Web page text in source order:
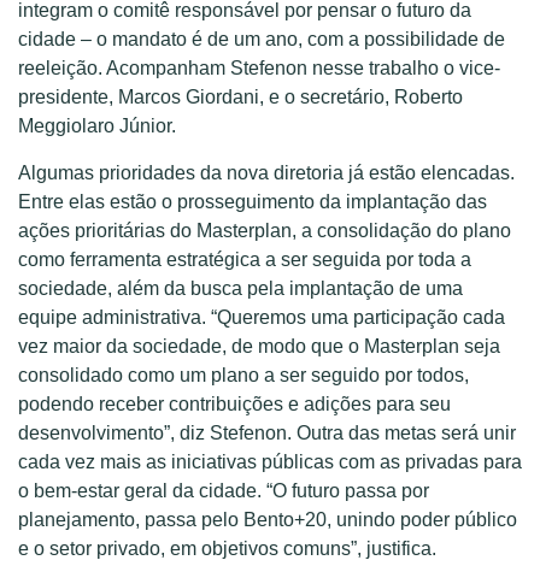
integram o comitê responsável por pensar o futuro da
cidade – o mandato é de um ano, com a possibilidade de
reeleição. Acompanham Stefenon nesse trabalho o vice-
presidente, Marcos Giordani, e o secretário, Roberto
Meggiolaro Júnior.
Algumas prioridades da nova diretoria já estão elencadas.
Entre elas estão o prosseguimento da implantação das
ações prioritárias do Masterplan, a consolidação do plano
como ferramenta estratégica a ser seguida por toda a
sociedade, além da busca pela implantação de uma
equipe administrativa. “Queremos uma participação cada
vez maior da sociedade, de modo que o Masterplan seja
consolidado como um plano a ser seguido por todos,
podendo receber contribuições e adições para seu
desenvolvimento”, diz Stefenon. Outra das metas será unir
cada vez mais as iniciativas públicas com as privadas para
o bem-estar geral da cidade. “O futuro passa por
planejamento, passa pelo Bento+20, unindo poder público
e o setor privado, em objetivos comuns”, justifica.